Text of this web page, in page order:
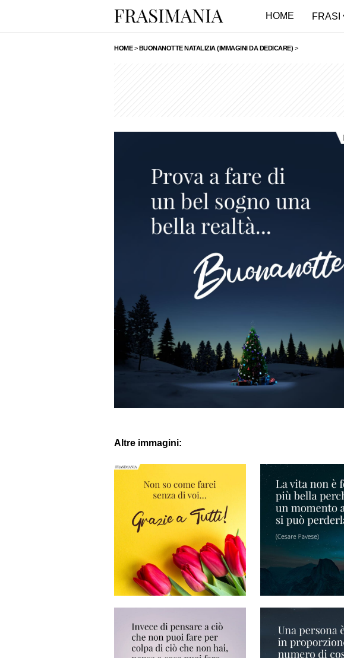
HOME FRASI
HOME>BUONANOTTE NATALIZIA (IMMAGINI DA DEDICARE) >
Altre immagini: